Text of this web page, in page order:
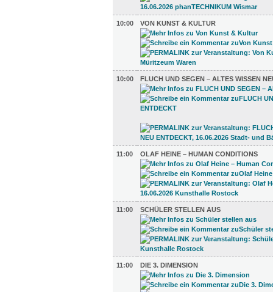
10:00 VON KUNST & KULTUR
10:00 FLUCH UND SEGEN – ALTES WISSEN
11:00 OLAF HEINE – HUMAN CONDITIONS
11:00 SCHÜLER STELLEN AUS
11:00 DIE 3. DIMENSION